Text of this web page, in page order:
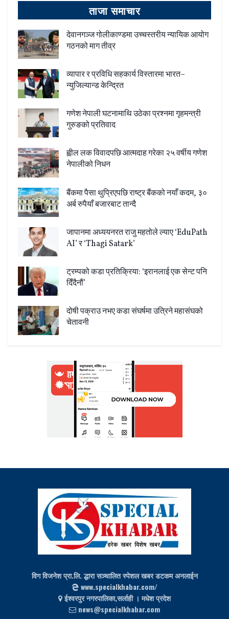
ताजा समाचार
देवानगञ्ज गोलीकाण्डमा उच्चस्तरीय न्यायिक आयोग
गठनको माग तीव्र
व्यापार र प्रविधि सहकार्य विस्तारमा भारत–
न्युजिल्यान्ड केन्द्रित
गणेश नेपाली घटनामाथि उठेका प्रश्नमा गृहमन्त्री
गुरुङको प्रतिवाद
ह्वील लक विवादपछि आत्मदाह गरेका २५ वर्षीय गणेश
नेपालीको निधन
बैंकमा पैसा थुप्रिएपछि राष्ट्र बैंकको नयाँ कदम, ३०
अर्ब रुपैयाँ बजारबाट तान्दै
जापानमा अध्ययनरत राजु महतोले ल्याए ‘EduPath
AI’ र ‘Thagi Satark’
ट्रम्पको कडा प्रतिक्रिया: ‘इरानलाई एक सेन्ट पनि
दिँदैनौं’
दोषी पक्राउ नभए कडा संघर्षमा उत्रिने महासंघको
चेतावनी
विग विजनेश प्रा.लि. द्धारा सञ्चालित स्पेशल खबर डटकम अनलाईन
www.specialkhabar.com/
ईश्‍वरपुर नगरपालिका,सर्लाही । मधेश प्रदेश
news@specialkhabar.com